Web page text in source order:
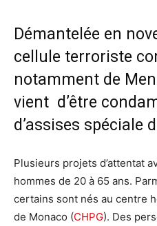
Démantelée en
cellule terroriste
notamment de
vient d’être
d’assises spéciale
Plusieurs projets d’attentat
hommes de 20 à 65 ans.
certains sont nés au centre
de Monaco (CHPG). Des